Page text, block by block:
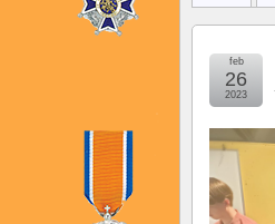
feb
26
2023